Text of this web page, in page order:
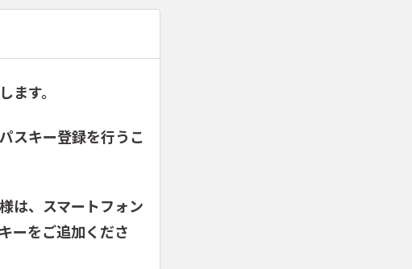
す。
スキー登録を行うこ
は、スマートフォン
ーをご追加くださ